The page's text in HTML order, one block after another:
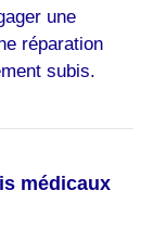
une
réparation
subis.
médicaux